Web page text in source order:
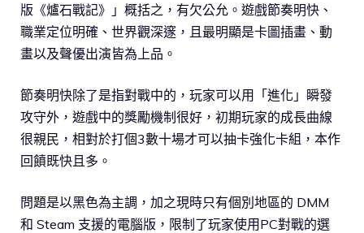
版《爐石戰記》」概括之，有欠公允。遊戲節奏明快、
職業定位明確、世界觀深邃，且最明顯是卡圖插畫、動
畫以及聲優出演皆為上品。
節奏明快除了是指對戰中的，玩家可以用「進化」瞬發
攻守外，遊戲中的獎勵機制很好，初期玩家的成長曲線
很親民，相對於打個3數十場才可以抽卡強化卡組，本作
回饙既快且多。
問題是以黑色為主調，加之現時只有個別地區的 DMM
和 Steam 支援的電腦版，限制了玩家使用PC對戰的選